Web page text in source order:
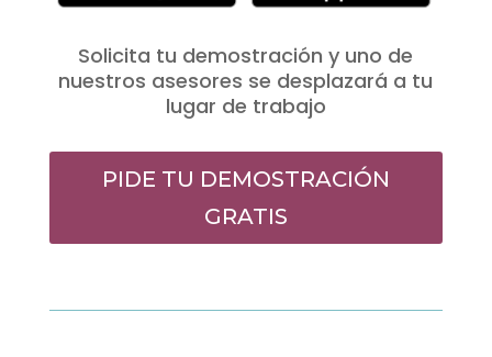
Solicita tu demostración y uno de
nuestros asesores se desplazará a tu
lugar de trabajo
PIDE TU DEMOSTRACIÓN
GRATIS